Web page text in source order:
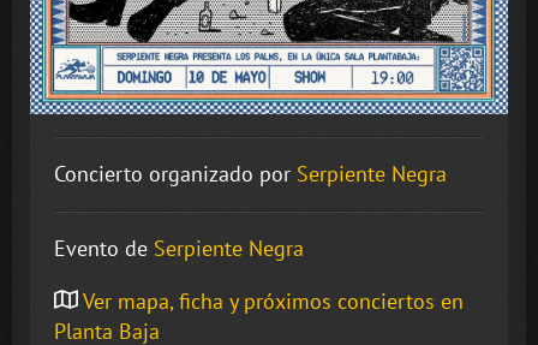
Concierto organizado por Serpiente Negra
Evento de Serpiente Negra
Ver mapa, ficha y próximos conciertos en
Planta Baja